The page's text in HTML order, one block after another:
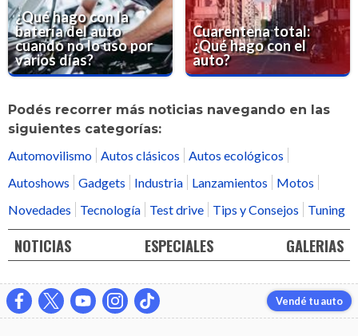
¿Qué hago con la
batería del auto
cuando no lo uso por
varios días?
Cuarentena total:
¿Qué hago con el
auto?
Podés recorrer más noticias navegando en las
siguientes categorías:
Automovilismo Autos clásicos
Autos ecológicos
Autoshows
Gadgets Industria Lanzamientos
Motos
Novedades
Tecnología Test drive Tips y Consejos Tuning
NOTICIAS ESPECIALES GALERIAS
Vendé tu auto